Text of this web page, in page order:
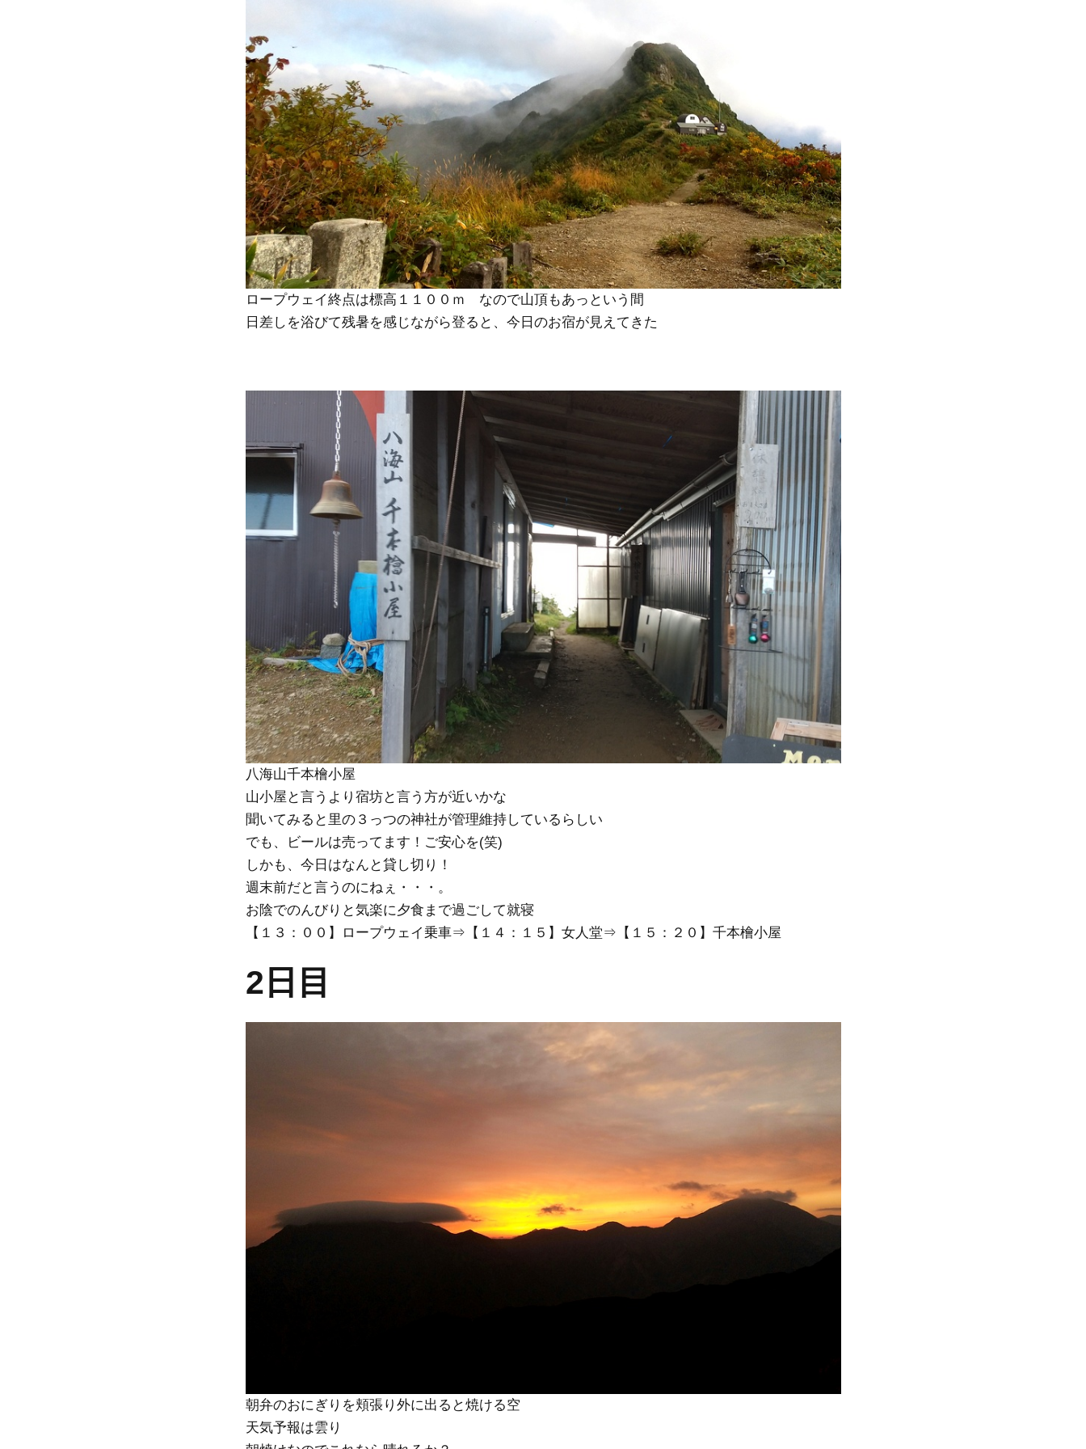
ロープウェイ終点は標高１１００ｍ なので山頂もあっという間
日差しを浴びて残暑を感じながら登ると、今日のお宿が見えてきた
八海山千本檜小屋
山小屋と言うより宿坊と言う方が近いかな
聞いてみると里の３っつの神社が管理維持しているらしい
でも、ビールは売ってます！ご安心を(笑)
しかも、今日はなんと貸し切り！
週末前だと言うのにねぇ・・・。
お陰でのんびりと気楽に夕食まで過ごして就寝
【１３：００】ロープウェイ乗車⇒【１４：１５】女人堂⇒【１５：２０】千本檜小屋
2日目
朝弁のおにぎりを頬張り外に出ると焼ける空
天気予報は雲り